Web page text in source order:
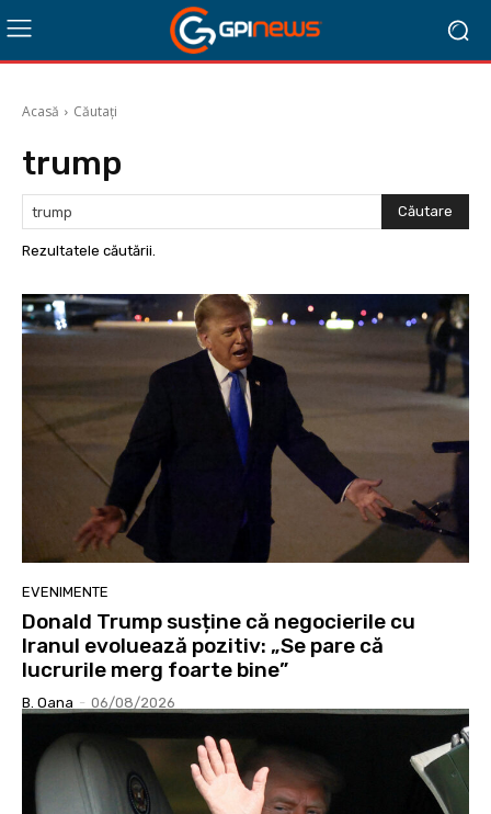
Acasă Căutați
trump
Căutare
Rezultatele căutării.
EVENIMENTE
Donald Trump susține că negocierile cu
Iranul evoluează pozitiv: „Se pare că
lucrurile merg foarte bine”
B. Oana - 06/08/2026